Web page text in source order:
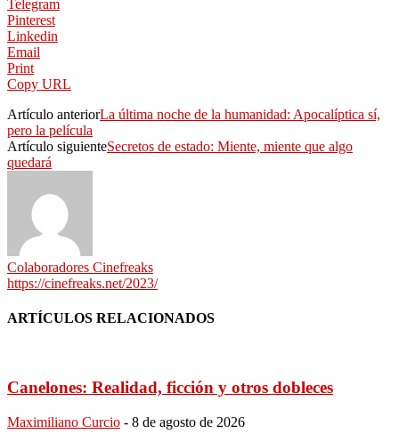
Telegram
Pinterest
Linkedin
Email
Print
Copy URL
Artículo anteriorLa última noche de la humanidad: Apocalíptica sí,
pero la película
Artículo siguienteSecretos de estado: Miente, miente que algo
quedará
Colaboradores Cinefreaks
https://cinefreaks.net/2023/
ARTÍCULOS RELACIONADOS
Canelones: Realidad, ficción y otros dobleces
Maximiliano Curcio - 8 de agosto de 2026